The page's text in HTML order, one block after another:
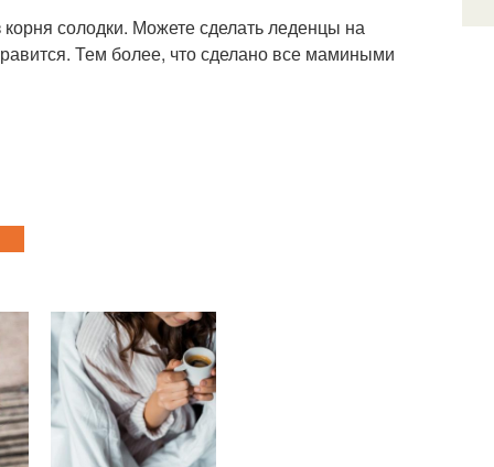
солодки. Можете сделать леденцы на
Тем более, что сделано все мамиными